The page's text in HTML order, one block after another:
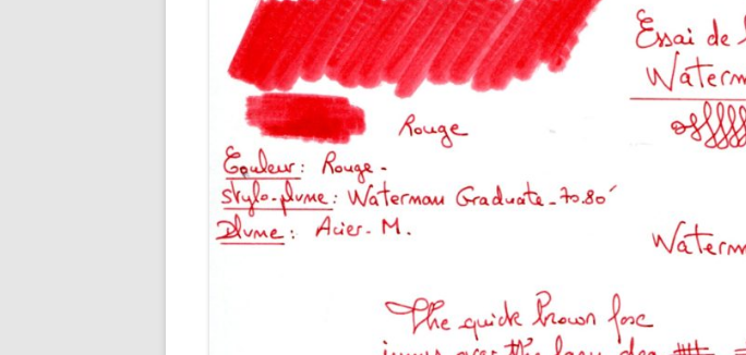
ENCRES MARRONS
ENCRES ORANGES
ENCRES ROSES
ENCRES VERTES
COLORVERSE
CONWAY STEWART
EDELBERG
EDELSTEIN